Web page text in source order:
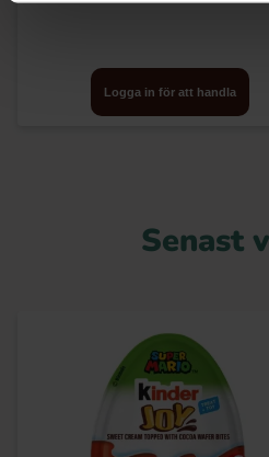
Logga in för att handla
Senast